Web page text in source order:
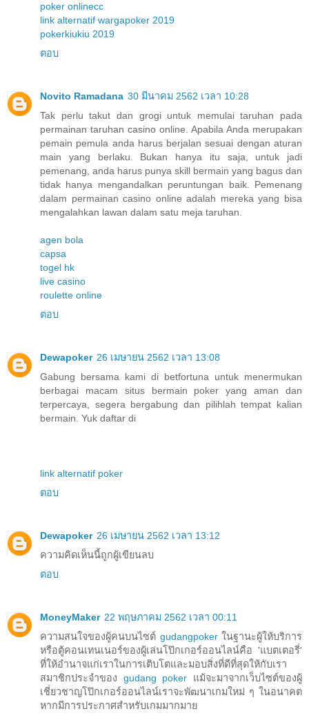
poker onlinecc
link alternatif wargapoker 2019
pokerkiukiu 2019
ตอบ
Novito Ramadana 30 มีนาคม 2562 เวลา 10:28
Tak perlu takut dan grogi untuk memulai taruhan pada
permainan taruhan casino online. Apabila Anda merupakan
pemain pemula anda harus berjalan sesuai dengan aturan
main yang berlaku. Bukan hanya itu saja, untuk jadi
pemenang, anda harus punya skill bermain yang bagus dan
tidak hanya mengandalkan peruntungan baik. Pemenang
dalam permainan casino online adalah mereka yang bisa
mengalahkan lawan dalam satu meja taruhan.
agen bola
capsa
togel hk
live casino
roulette online
ตอบ
Dewapoker 26 เมษายน 2562 เวลา 13:08
Gabung bersama kami di betfortuna untuk menermukan
berbagai macam situs bermain poker yang aman dan
terpercaya, segera bergabung dan pilihlah tempat kalian
bermain. Yuk daftar di
link alternatif poker
ตอบ
Dewapoker 26 เมษายน 2562 เวลา 13:12
ความคิดเห็นนี้ถูกผู้เขียนลบ
ตอบ
MoneyMaker 22 พฤษภาคม 2562 เวลา 00:11
ความสนใจของผู้คนบนไซต์ gudangpokerในฐานะผู้ให้บริการ
หรือตู้คอนเทนเนอร์ของผู้เล่นโป๊กเกอร์ออนไลน์คือ 'แบตเตอรี่'
ที่ให้อำนาจแก่เราในการเติบโตและมอบสิ่งที่ดีที่สุดให้กับเรา
สมาชิกประจำของ gudang poker แม้จะมาจากเว็บไซต์ของผู้
เชี่ยวชาญโป๊กเกอร์ออนไลน์เราจะพัฒนาเกมใหม่ ๆ ในอนาคต
หากมีการประกาศสำหรับเกมมากมาย